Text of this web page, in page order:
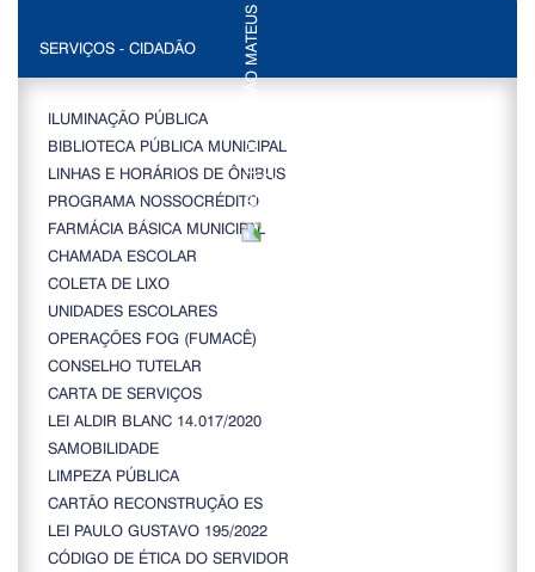
SERVIÇOS - CIDADÃO
ILUMINAÇÃO PÚBLICA
BIBLIOTECA PÚBLICA MUNICIPAL
LINHAS E HORÁRIOS DE ÔNIBUS
PROGRAMA NOSSOCRÉDITO
FARMÁCIA BÁSICA MUNICIPAL
CHAMADA ESCOLAR
COLETA DE LIXO
UNIDADES ESCOLARES
OPERAÇÕES FOG (FUMACÊ)
CONSELHO TUTELAR
CARTA DE SERVIÇOS
LEI ALDIR BLANC 14.017/2020
SAMOBILIDADE
LIMPEZA PÚBLICA
CARTÃO RECONSTRUÇÃO ES
LEI PAULO GUSTAVO 195/2022
CÓDIGO DE ÉTICA DO SERVIDOR